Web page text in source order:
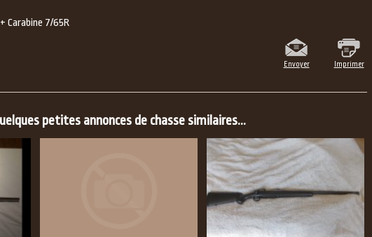
Carabine 7/65R
Envoyer Imprimer
petites annonces de chasse similaires...